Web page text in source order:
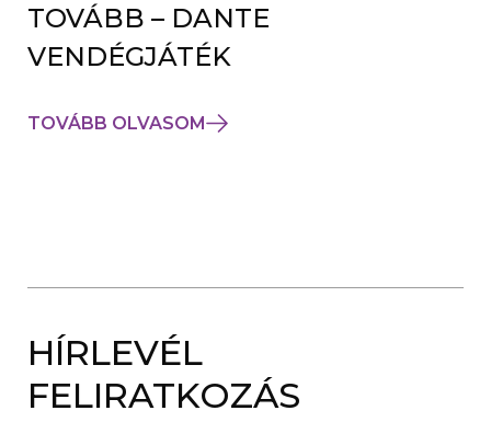
TOVÁBB – DANTE
VENDÉGJÁTÉK
TOVÁBB OLVASOM
HÍRLEVÉL
FELIRATKOZÁS